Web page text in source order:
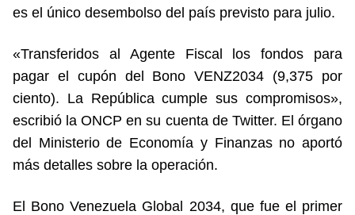
es el único desembolso del país previsto para julio.
«Transferidos al Agente Fiscal los fondos para
pagar el cupón del Bono VENZ2034 (9,375 por
ciento). La República cumple sus compromisos»,
escribió la ONCP en su cuenta de Twitter. El órgano
del Ministerio de Economía y Finanzas no aportó
más detalles sobre la operación.
El Bono Venezuela Global 2034, que fue el primer